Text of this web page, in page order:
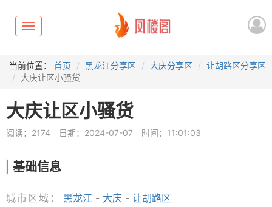
Toggle
navigation
当前位置： 首页 黑龙江分享区 大庆分享区
让胡路区分享区
大庆让区小骚货
大庆让区小骚货
阅读：2174 日期：2024-07-07 时间：11:01:03
基础信息
城市区域： 黑龙江 - 大庆 - 让胡路区